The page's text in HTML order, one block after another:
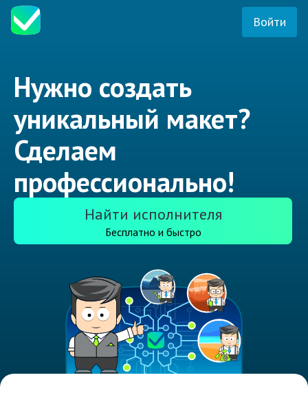
Войти
Нужно создать
уникальный макет?
Сделаем
профессионально!
Найти исполнителя
Бесплатно и быстро